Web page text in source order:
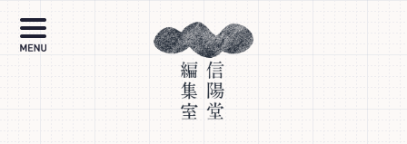
信陽堂のこと
草日誌
信陽堂の本棚